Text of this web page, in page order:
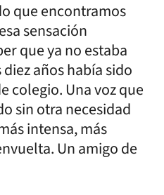
que encontramos
sensación
que ya no estaba
años había sido
colegio. Una voz que
sin otra necesidad
intensa, más
Un amigo de